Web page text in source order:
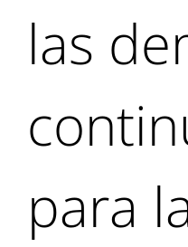
las
para